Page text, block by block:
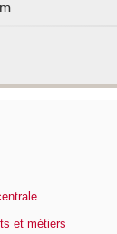
et métiers